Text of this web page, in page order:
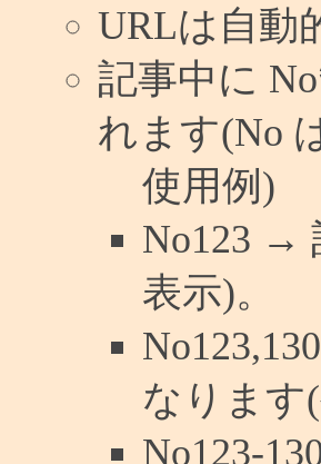
URLは自動
記事中に
れます(No
使用例)
No123 →
表示)。
なります
No123-